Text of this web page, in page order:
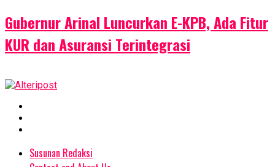
Gubernur Arinal Luncurkan E-KPB, Ada Fitur
KUR dan Asuransi Terintegrasi
Susunan Redaksi